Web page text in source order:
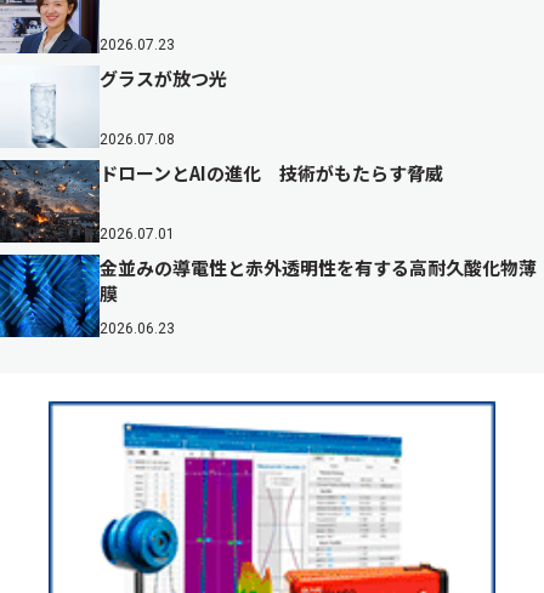
2026.07.23
グラスが放つ光
2026.07.08
ドローンとAIの進化 技術がもたらす脅威
2026.07.01
金並みの導電性と赤外透明性を有する高耐久酸化物薄
膜
2026.06.23